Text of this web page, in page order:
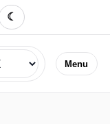
☾
Menu
Jazyk